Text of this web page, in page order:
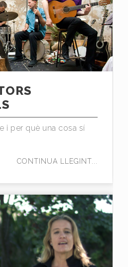
i per què una cosa sí
CONTINUA LLEGINT...